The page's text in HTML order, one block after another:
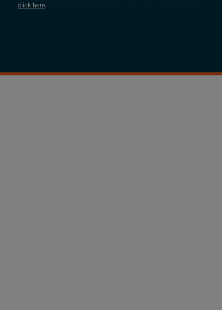
click here.